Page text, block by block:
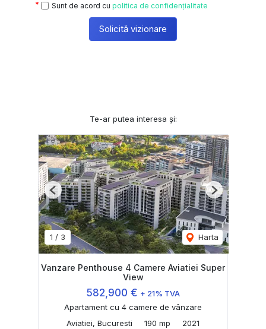
Sunt de acord cu politica de confidențialitate
Solicită vizionare
Te-ar putea interesa și:
1 / 3 Harta
Previous Next
Vanzare Penthouse 4 Camere Aviatiei Super
View
582,900 € + 21% TVA
Apartament cu 4 camere de vânzare
Aviatiei, Bucuresti
190 mp 2021